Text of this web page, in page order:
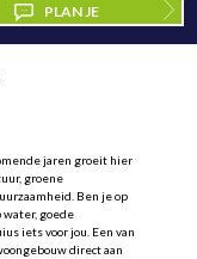
PLAN JE
jaren groeit hier
groene
Ben je op
goede
iets voor jou. Een van
direct aan